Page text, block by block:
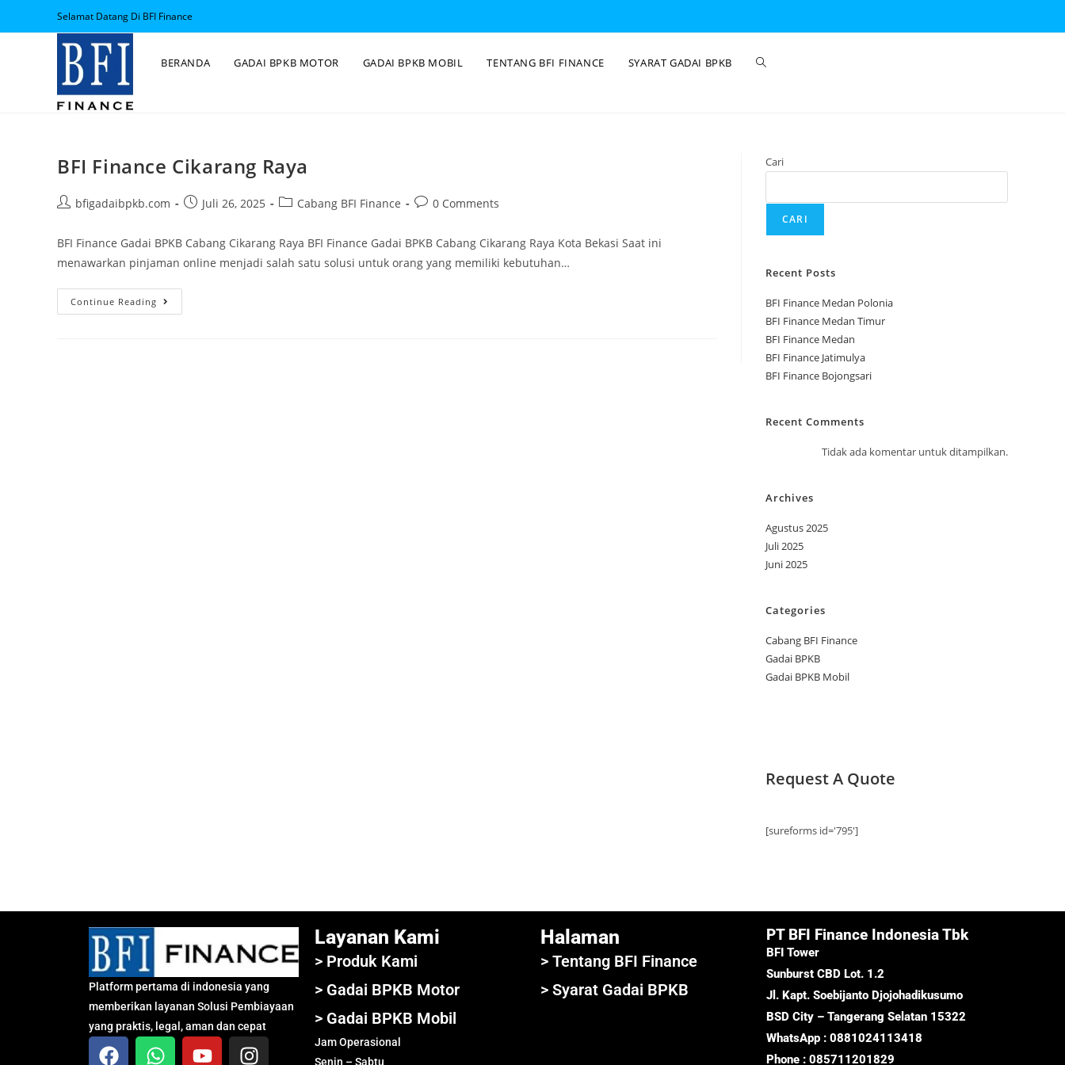
Selamat Datang Di BFI Finance
BERANDA GADAI BPKB MOTOR GADAI BPKB MOBIL TENTANG BFI FINANCE SYARAT GADAI BPKB
BFI Finance Cikarang Raya
bfigadaibpkb.com Juli 26, 2025 Cabang BFI Finance 0 Comments
BFI Finance Gadai BPKB Cabang Cikarang Raya BFI Finance Gadai BPKB Cabang Cikarang Raya Kota Bekasi Saat ini
menawarkan pinjaman online menjadi salah satu solusi untuk orang yang memiliki kebutuhan…
Continue Reading
Cari
CARI
Recent Posts
BFI Finance Medan Polonia
BFI Finance Medan Timur
BFI Finance Medan
BFI Finance Jatimulya
BFI Finance Bojongsari
Recent Comments
Tidak ada komentar untuk ditampilkan.
Archives
Agustus 2025
Juli 2025
Juni 2025
Categories
Cabang BFI Finance
Gadai BPKB
Gadai BPKB Mobil
Request A Quote
[sureforms id='795']
Platform pertama di indonesia yang
memberikan layanan Solusi Pembiayaan
yang praktis, legal, aman dan cepat
Layanan Kami
> Produk Kami
> Gadai BPKB Motor
> Gadai BPKB Mobil
Jam Operasional
Senin – Sabtu
Halaman
> Tentang BFI Finance
> Syarat Gadai BPKB
PT BFI Finance Indonesia Tbk
BFI Tower
Sunburst CBD Lot. 1.2
Jl. Kapt. Soebijanto Djojohadikusumo
BSD City – Tangerang Selatan 15322
WhatsApp : 0881024113418
Phone : 085711201829